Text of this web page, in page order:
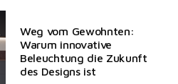
Weg vom Gewohnten:
Warum innovative
Beleuchtung die Zukunft
des Designs ist